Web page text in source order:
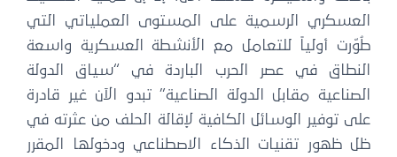
العسكري الرسمية على المستوى العملياتي التي
طُوّرت أولياً للتعامل مع الأنشطة العسكرية واسعة
النطاق في عصر الحرب الباردة في “سياق الدولة
الصناعية مقابل الدولة الصناعية” تبدو الآن غير قادرة
على توفير الوسائل الكافية لإقالة الحلف من عثرته في
ظل ظهور تقنيات الذكاء الاصطناعي ودخولها المقرر